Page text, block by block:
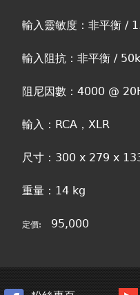
輸入靈敏度：非平衡 /
輸入阻抗：非平衡 /
阻尼因數：4000 @
輸入：RCA，XLR
尺寸：300 x 279 x
重量：14 kg
定價: 95,000